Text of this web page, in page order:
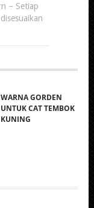
– Setiap
WARNA GORDEN
UNTUK CAT TEMBOK
KUNING